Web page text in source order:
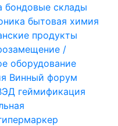
бондовые склады
бытовая химия
продукты
/
оборудование
Винный форум
геймификация